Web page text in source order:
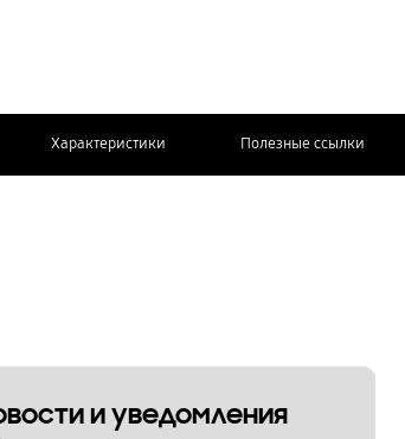
Характеристики Полезные ссылки
и уведомления